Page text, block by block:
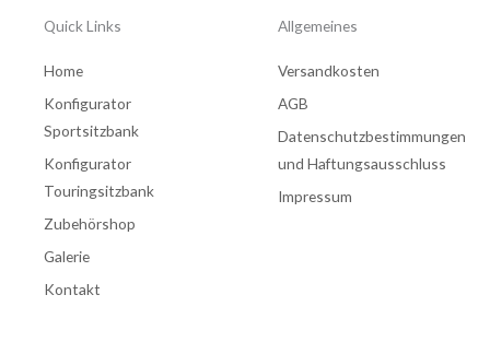
Quick Links
Home
Konfigurator
Sportsitzbank
Konfigurator
Touringsitzbank
Zubehörshop
Galerie
Kontakt
Allgemeines
Versandkosten
AGB
Datenschutzbestimmungen
und Haftungsausschluss
Impressum